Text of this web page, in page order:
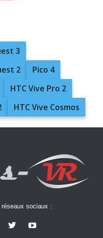
3
2
Pico 4
HTC Vive Pro 2
HTC Vive Cosmos
sociaux :